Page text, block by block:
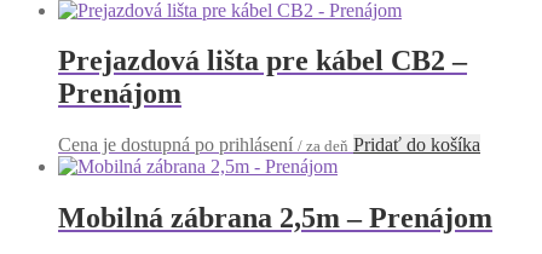
Prejazdová lišta pre kábel CB2 –
Prenájom
Cena je dostupná po prihlásení / za deň Pridať do košíka
Mobilná zábrana 2,5m – Prenájom